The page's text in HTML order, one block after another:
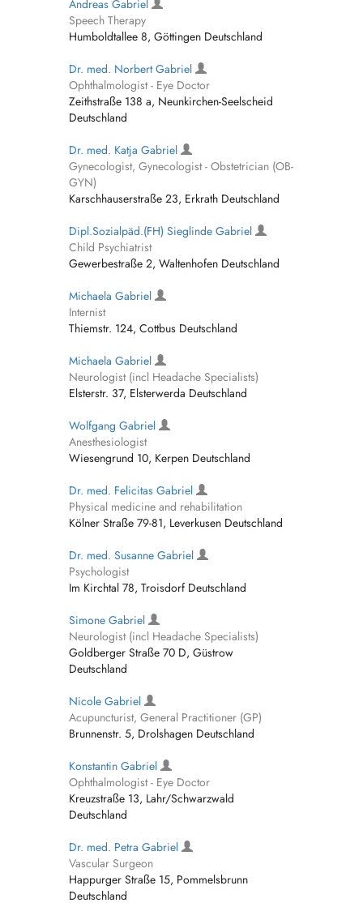
Andreas Gabriel
Speech Therapy
Humboldtallee 8, Göttingen Deutschland
Dr. med. Norbert Gabriel
Ophthalmologist - Eye Doctor
Zeithstraße 138 a, Neunkirchen-Seelscheid
Deutschland
Dr. med. Katja Gabriel
Gynecologist, Gynecologist - Obstetrician (OB-
GYN)
Karschhauserstraße 23, Erkrath Deutschland
Dipl.Sozialpäd.(FH) Sieglinde Gabriel
Child Psychiatrist
Gewerbestraße 2, Waltenhofen Deutschland
Michaela Gabriel
Internist
Thiemstr. 124, Cottbus Deutschland
Michaela Gabriel
Neurologist (incl Headache Specialists)
Elsterstr. 37, Elsterwerda Deutschland
Wolfgang Gabriel
Anesthesiologist
Wiesengrund 10, Kerpen Deutschland
Dr. med. Felicitas Gabriel
Physical medicine and rehabilitation
Kölner Straße 79-81, Leverkusen Deutschland
Dr. med. Susanne Gabriel
Psychologist
Im Kirchtal 78, Troisdorf Deutschland
Simone Gabriel
Neurologist (incl Headache Specialists)
Goldberger Straße 70 D, Güstrow
Deutschland
Nicole Gabriel
Acupuncturist, General Practitioner (GP)
Brunnenstr. 5, Drolshagen Deutschland
Konstantin Gabriel
Ophthalmologist - Eye Doctor
Kreuzstraße 13, Lahr/Schwarzwald
Deutschland
Dr. med. Petra Gabriel
Vascular Surgeon
Happurger Straße 15, Pommelsbrunn
Deutschland